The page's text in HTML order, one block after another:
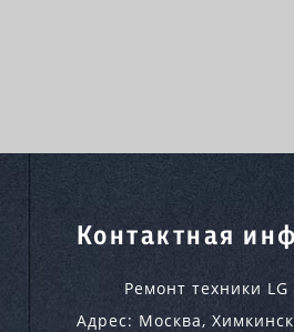
Контактная
Ремонт техники
Адрес: Москва,